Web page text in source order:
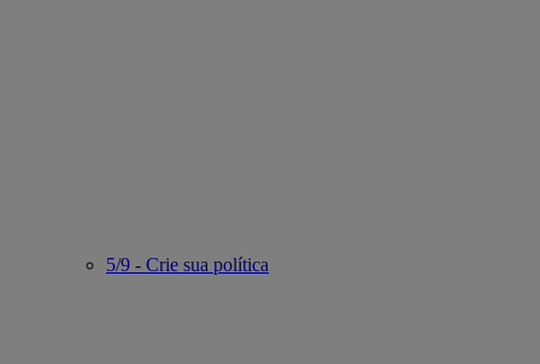
5/9 - Crie sua política